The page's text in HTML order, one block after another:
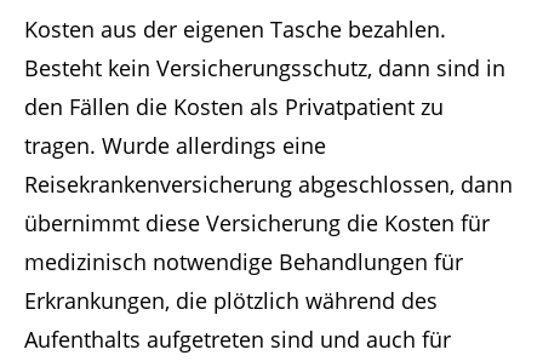
Kosten aus der eigenen Tasche bezahlen.
Besteht kein Versicherungsschutz, dann sind in
den Fällen die Kosten als Privatpatient zu
tragen. Wurde allerdings eine
Reisekrankenversicherung abgeschlossen, dann
übernimmt diese Versicherung die Kosten für
medizinisch notwendige Behandlungen für
Erkrankungen, die plötzlich während des
Aufenthalts aufgetreten sind und auch für